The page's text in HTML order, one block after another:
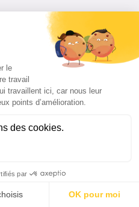
personnelles
aux employés
habilités
de leurs
recueillies
être
pour
sous-traitées
de l’ouvrage